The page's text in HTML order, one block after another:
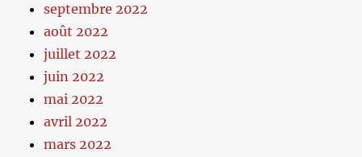
septembre 2022
août 2022
juillet 2022
juin 2022
mai 2022
avril 2022
mars 2022